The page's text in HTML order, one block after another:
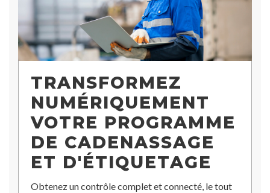
TRANSFORMEZ
NUMÉRIQUEMENT
VOTRE PROGRAMME
DE CADENASSAGE
ET D'ÉTIQUETAGE
Obtenez un contrôle complet et connecté, le tout